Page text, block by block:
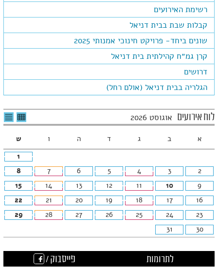
רשימת האירועים
קבלות שבת בבית דניאל
שונים ביחד- פרויקט חינוכי אמנותי 2025
קרן גמ״ח קהילתית בית דניאל
דרושים
הגלריה בבית דניאל (אולם רחל)
לוח אירועים אוגוסט 2026 לצפיה
בטבלה
א ב ג ד ה ו
ש
1
2
3
4
5
6
7
8
9
10
11
12
13
14
15
16
17
18
19
20
21
22
23
24
25
26
27
28
29
30
31
לתרומות פייסבוק /